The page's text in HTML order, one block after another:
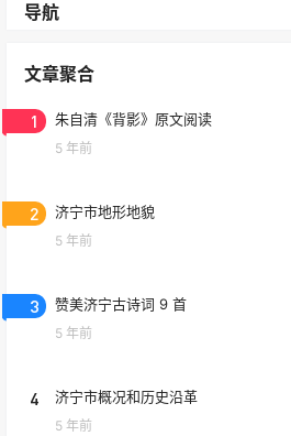
导航
文章聚合
1 朱自清《背影》原文阅读
5 年前
2 济宁市地形地貌
5 年前
3 赞美济宁古诗词 9 首
5 年前
4 济宁市概况和历史沿革
5 年前